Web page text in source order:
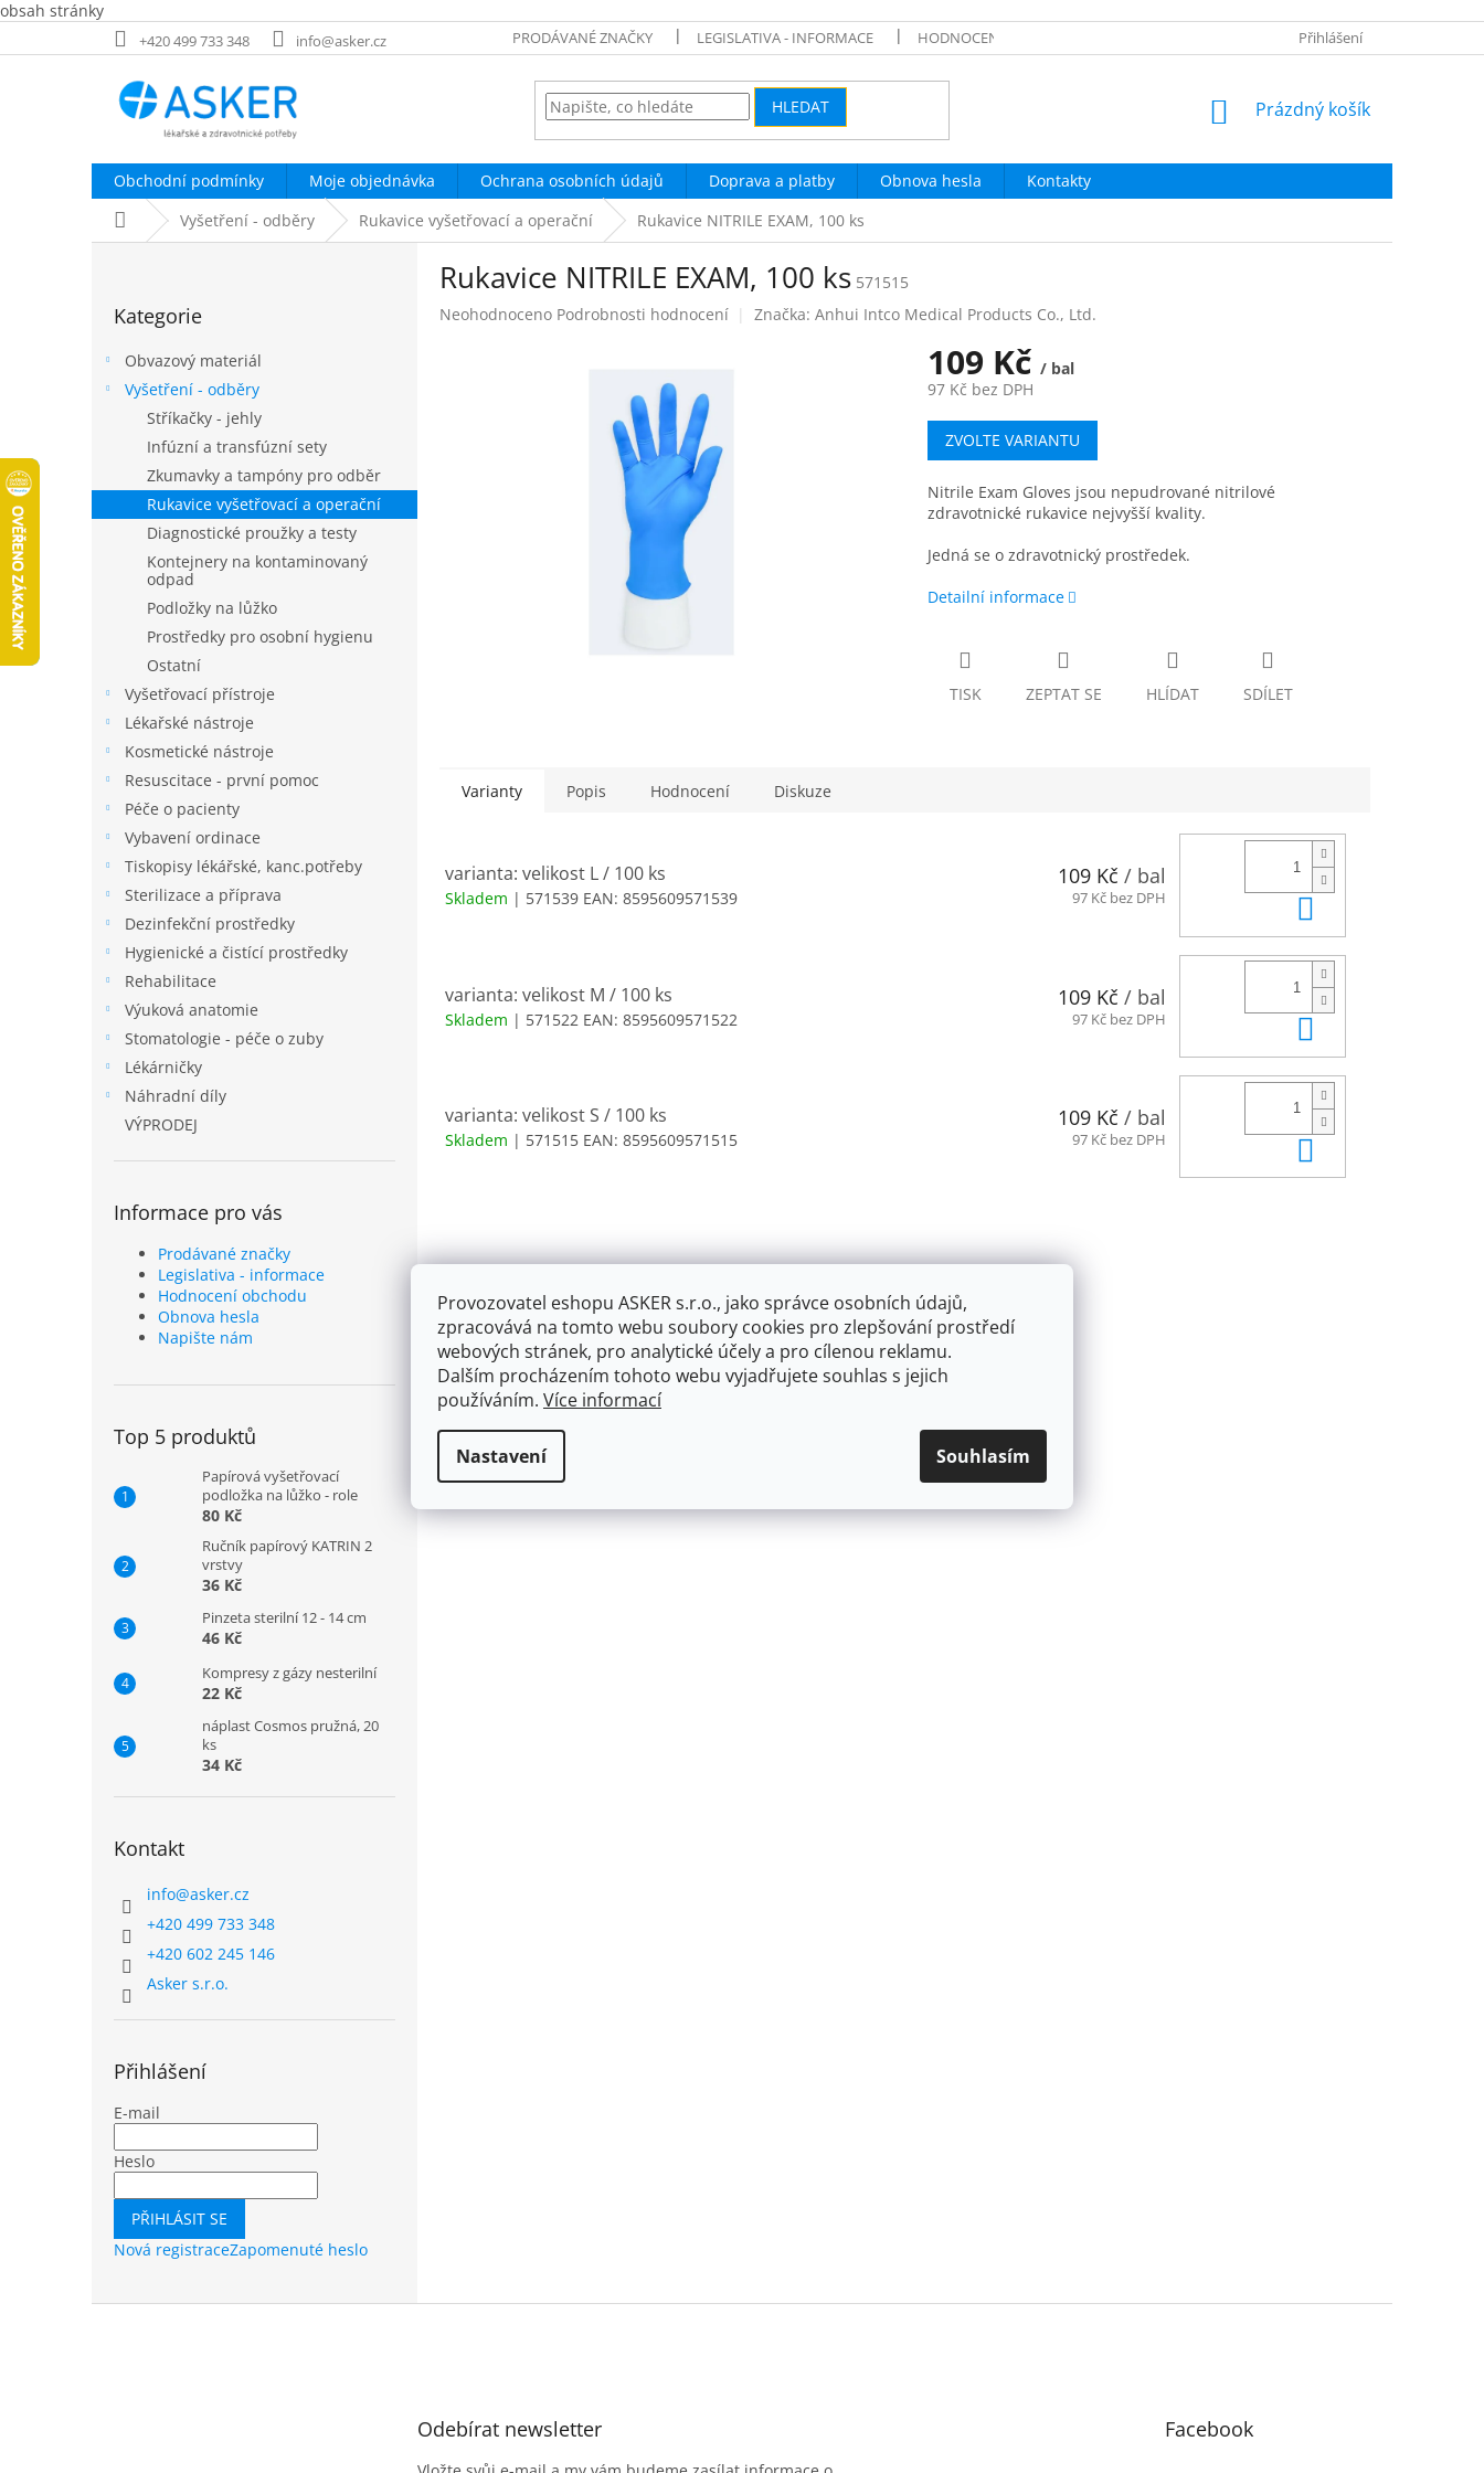
obsah stránky
Provozovatel eshopu ASKER s.r.o., jako správce osobních údajů,
zpracovává na tomto webu soubory cookies pro zlepšování prostředí
webových stránek, pro analytické účely a pro cílenou reklamu.
Dalším procházením tohoto webu vyjadřujete souhlas s jejich
používáním. Více informací
Nastavení Souhlasím
na
+420 499 733 348 info@asker.cz PRODÁVANÉ ZNAČKY LEGISLATIVA - INFORMACE HODNOCENÍ OBCHODU NAPIŠTE NÁM
Přihlášení
HLEDAT
NÁKUPNÍ
Prázdný košík
Obchodní podmínky Moje objednávka Ochrana osobních údajů Doprava a platby Obnova hesla
Kontakty
Domů Vyšetření - odběry Rukavice vyšetřovací a operační Rukavice NITRILE EXAM, 100 ks
a
n
kategorie
Kategorie
Obvazový materiál
Vyšetření - odběry
Stříkačky - jehly
Infúzní a transfúzní sety
Zkumavky a tampóny pro odběr
Rukavice vyšetřovací a operační
Diagnostické proužky a testy
Kontejnery na kontaminovaný
odpad
Podložky na lůžko
Prostředky pro osobní hygienu
Ostatní
Vyšetřovací přístroje
Lékařské nástroje
Kosmetické nástroje
Resuscitace - první pomoc
Péče o pacienty
Vybavení ordinace
Tiskopisy lékářské, kanc.potřeby
Sterilizace a příprava
Dezinfekční prostředky
Hygienické a čistící prostředky
Rehabilitace
Výuková anatomie
Stomatologie - péče o zuby
Lékárničky
Náhradní díly
VÝPRODEJ
Informace pro vás
Prodávané značky
Legislativa - informace
Hodnocení obchodu
Obnova hesla
Napište nám
Top 5 produktů
Papírová vyšetřovací
podložka na lůžko - role
80 Kč
Ručník papírový KATRIN 2
vrstvy
36 Kč
Pinzeta sterilní 12 - 14 cm
46 Kč
Kompresy z gázy nesterilní
22 Kč
náplast Cosmos pružná, 20
ks
34 Kč
Kontakt
info@asker.cz
+420 499 733 348
+420 602 245 146
Asker s.r.o.
Přihlášení
E-mail
Heslo
PŘIHLÁSIT SE
Nová registraceZapomenuté heslo
Rukavice NITRILE EXAM, 100 ks 571515
Průměrné
Neohodnoceno Podrobnosti hodnocení Značka: Anhui Intco Medical Products Co., Ltd.
109 Kč / bal
97 Kč bez DPH
Měrná
cena:
ZVOLTE VARIANTU
Nitrile Exam Gloves jsou nepudrované nitrilové
zdravotnické rukavice nejvyšší kvality.
Jedná se o zdravotnický prostředek.
Detailní informace
TISK ZEPTAT SE HLÍDAT SDÍLET
Varianty Popis Hodnocení Diskuze
varianta: velikost L / 100 ks
Skladem | 571539 EAN: 8595609571539
109 Kč / bal
97 Kč bez DPH Do košíku
varianta: velikost M / 100 ks
Skladem | 571522 EAN: 8595609571522
109 Kč / bal
97 Kč bez DPH
varianta: velikost S / 100 ks
Skladem | 571515 EAN: 8595609571515
109 Kč / bal
97 Kč bez DPH Do košíku
Odebírat newsletter Facebook